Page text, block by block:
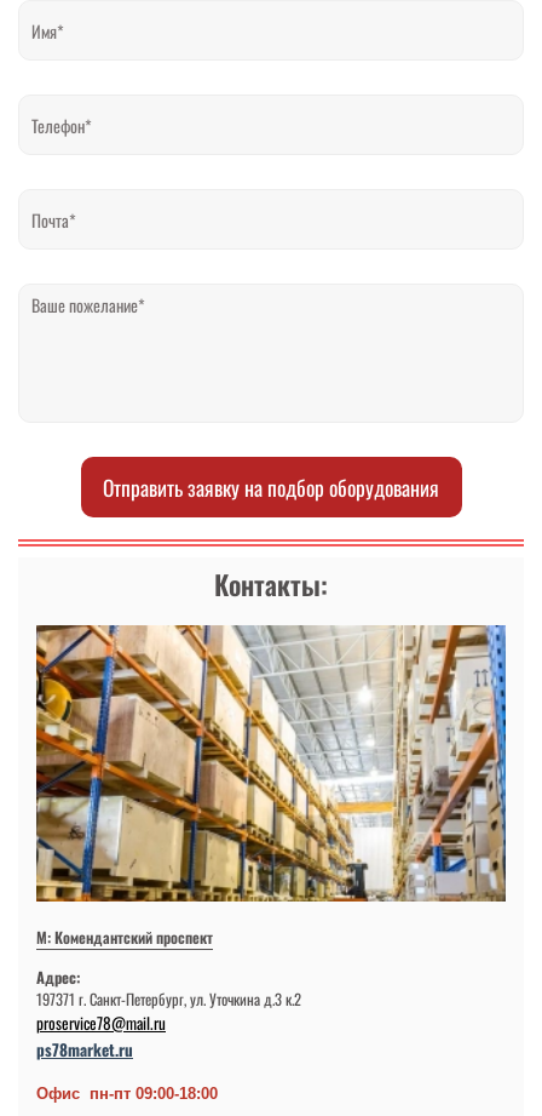
Отправить заявку на подбор оборудования
Контакты:
М: Комендантский проспект
Адрес:
197371 г. Санкт-Петербург, ул. Уточкина д.3 к.2
proservice78@mail.ru
ps78market.ru
Офис пн-пт 09:00-18:00